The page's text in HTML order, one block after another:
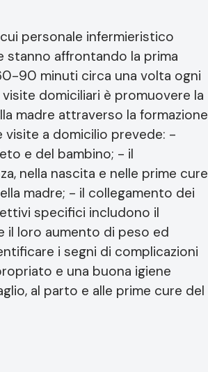
personale infermieristico
affrontando la prima
90 minuti circa una volta ogni
domiciliari è promuovere la
madre attraverso la formazione
visite a domicilio prevede: -
e del bambino; - il
nella nascita e nelle prime cure
madre; - il collegamento dei
specifici includono il
il loro aumento di peso ed
i segni di complicazioni
e una buona igiene
al parto e alle prime cure del